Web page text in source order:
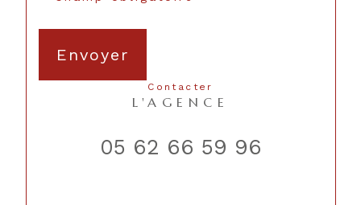
Envoyer
contacter
L'AGENCE
05 62 66 59 96